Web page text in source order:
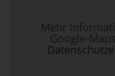
Mehr
Google-